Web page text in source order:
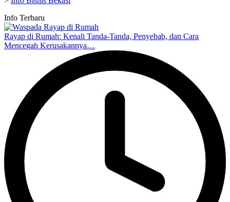
Info Terbaru
Rayap di Rumah: Kenali Tanda-Tanda, Penyebab, dan Cara
Mencegah Kerusakannya…